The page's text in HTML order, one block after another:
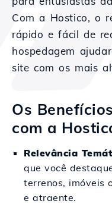
Com a Hostico, o
rápido e fácil de
hospedagem
site com os mais
Os
com a
Relevância
que você
terrenos, imóveis
e atraente.